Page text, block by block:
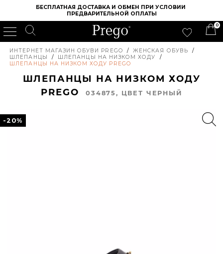
БЕСПЛАТНАЯ ДОСТАВКА И ОБМЕН ПРИ УСЛОВИИ
ПРЕДВАРИТЕЛЬНОЙ ОПЛАТЫ
0
ИНТЕРНЕТ МАГАЗИН ОБУВИ PREGO / ЖЕНСКАЯ ОБУВЬ
/
ШЛЕПАНЦЫ
/ ШЛЕПАНЦЫ НА НИЗКОМ ХОДУ
/
ШЛЕПАНЦЫ НА НИЗКОМ ХОДУ PREGO
ШЛЕПАНЦЫ НА НИЗКОМ ХОДУ
PREGO034875, ЦВЕТ ЧЕРНЫЙ
-20%